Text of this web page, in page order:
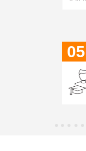
05